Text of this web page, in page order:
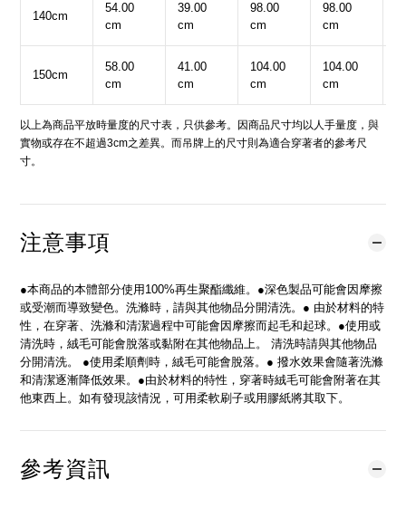
140cm
54.00
cm
39.00
cm
98.00
cm
98.00
cm
150cm
58.00
cm
41.00
cm
104.00
cm
104.00
cm
以上為商品平放時量度的尺寸表，只供參考。因商品尺寸均以人手量度，與
實物或存在不超過3cm之差異。而吊牌上的尺寸則為適合穿著者的參考尺
寸。
注意事項
●本商品的本體部分使用100%再生聚酯纖維。●深色製品可能會因摩擦
或受潮而導致變色。洗滌時，請與其他物品分開清洗。● 由於材料的特
性，在穿著、洗滌和清潔過程中可能會因摩擦而起毛和起球。●使用或
清洗時，絨毛可能會脫落或黏附在其他物品上。 清洗時請與其他物品
分開清洗。 ●使用柔順劑時，絨毛可能會脫落。● 撥水效果會隨著洗滌
和清潔逐漸降低效果。●由於材料的特性，穿著時絨毛可能會附著在其
他東西上。如有發現該情況，可用柔軟刷子或用膠紙將其取下。
參考資訊